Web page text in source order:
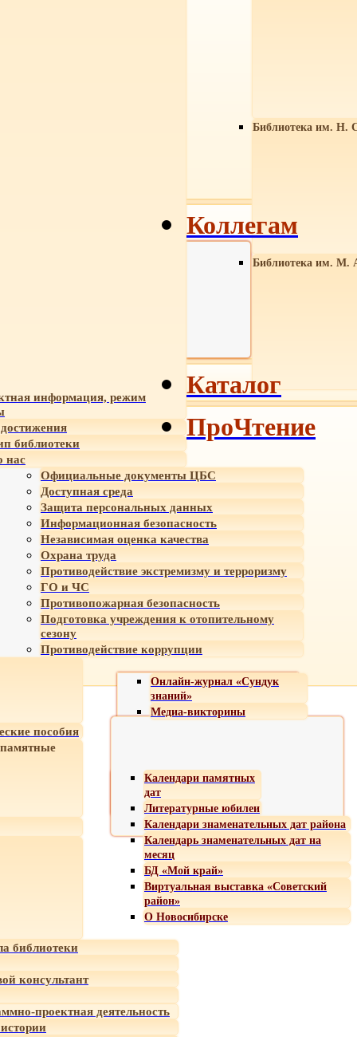
Библиотека им. Н.
Библиотека им. М.
информация, режим
библиотеки
нас
Официальные документы ЦБС
Доступная среда
Защита персональных данных
Информационная безопасность
Независимая оценка качества
Охрана труда
Противодействие экстремизму и терроризму
ГО и ЧС
Противопожарная безопасность
Подготовка учреждения к отопительному
сезону
Противодействие коррупции
Онлайн-журнал «Сундук
знаний»
Медиа-викторины
пособия
Календари памятных
дат
Литературные юбилеи
Календари знаменательных дат района
Календарь знаменательных дат на
месяц
БД «Мой край»
Виртуальная выставка «Советский
район»
О Новосибирске
библиотеки
консультант
проектная деятельность
Коллегам
Каталог
ПроЧтение